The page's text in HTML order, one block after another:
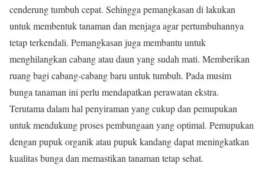
cenderung tumbuh cepat. Sehingga pemangkasan di lakukan
untuk membentuk tanaman dan menjaga agar pertumbuhannya
tetap terkendali. Pemangkasan juga membantu untuk
menghilangkan cabang atau daun yang sudah mati. Memberikan
ruang bagi cabang-cabang baru untuk tumbuh. Pada musim
bunga tanaman ini perlu mendapatkan perawatan ekstra.
Terutama dalam hal penyiraman yang cukup dan pemupukan
untuk mendukung proses pembungaan yang optimal. Pemupukan
dengan pupuk organik atau pupuk kandang dapat meningkatkan
kualitas bunga dan memastikan tanaman tetap sehat.